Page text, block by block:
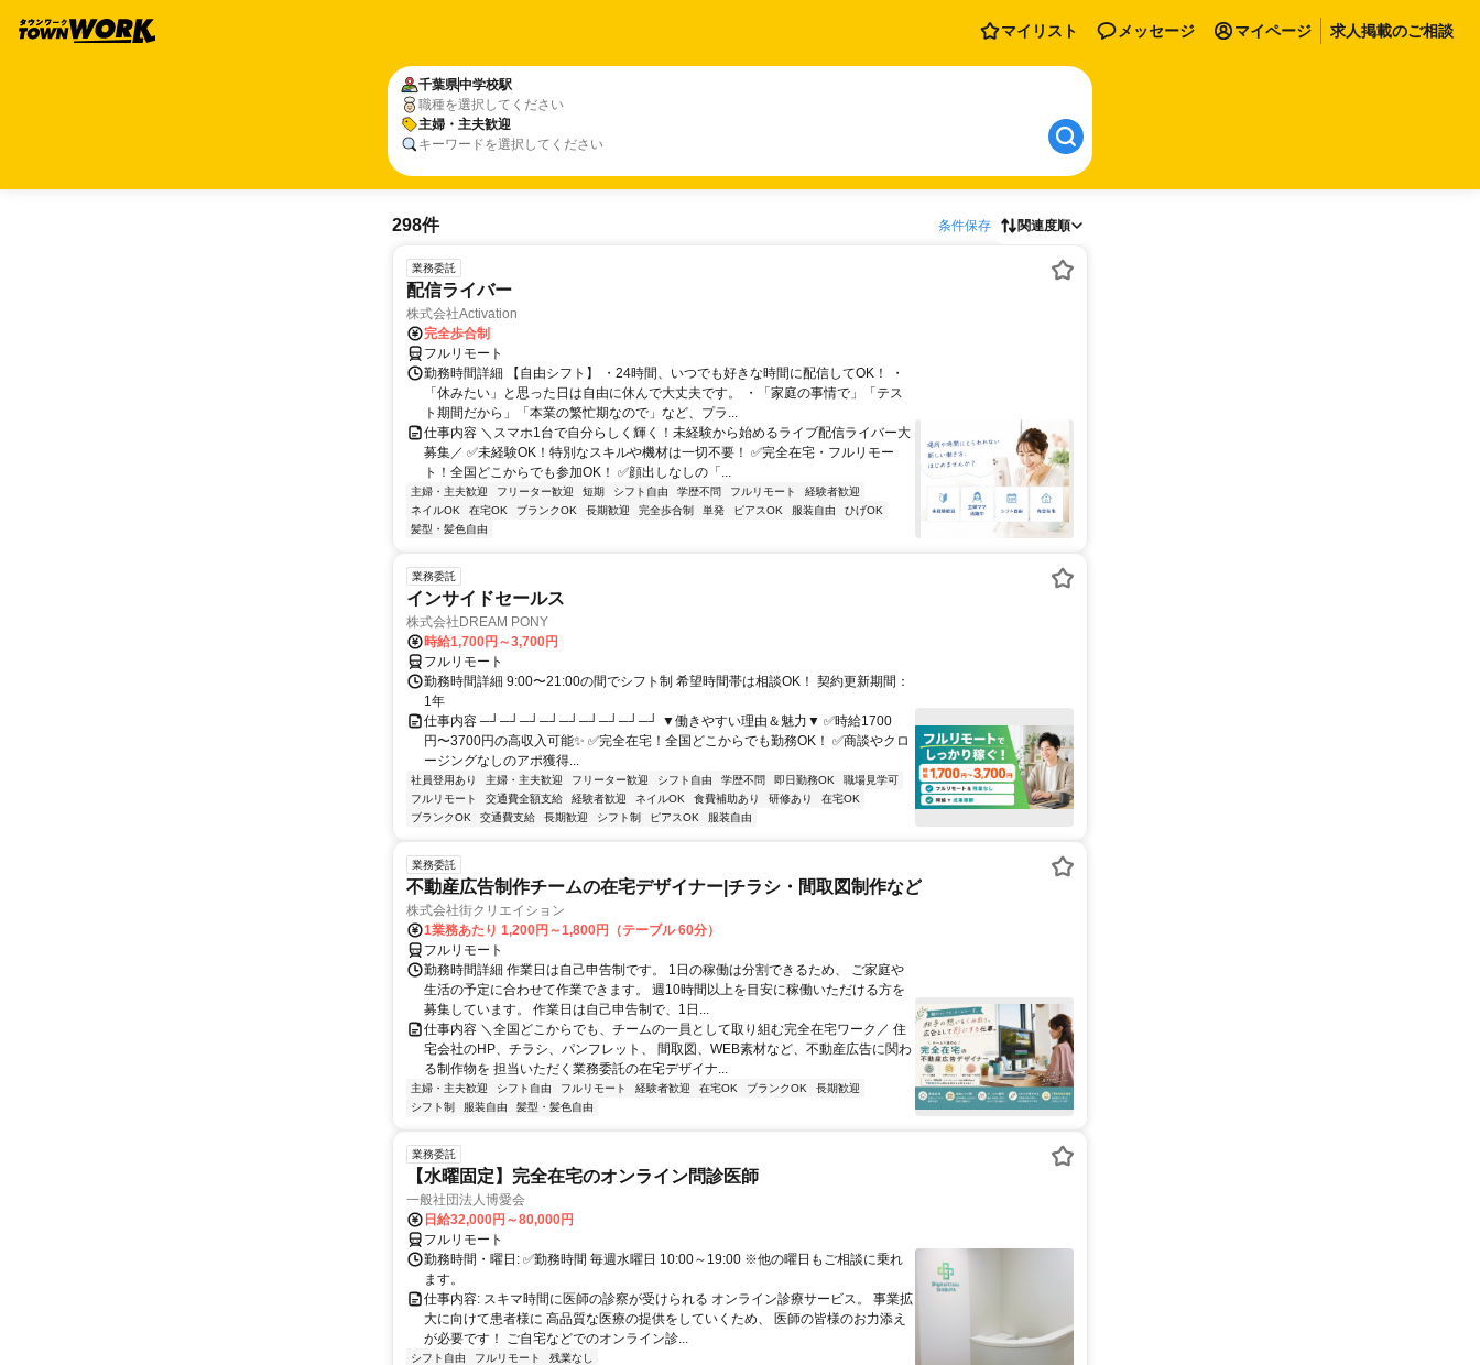
マイリスト メッセージ マイページ 求人掲載のご相談
千葉県中学校駅
職種を選択してください
主婦・主夫歓迎
キーワードを選択してください
298件 条件保存 関連度順
業務委託
配信ライバー
株式会社Activation
完全歩合制
フルリモート
勤務時間詳細 【自由シフト】 ・24時間、いつでも好きな時間に配信してOK！ ・
「休みたい」と思った日は自由に休んで大丈夫です。 ・「家庭の事情で」「テス
ト期間だから」「本業の繁忙期なので」など、プラ...
仕事内容 ＼スマホ1台で自分らしく輝く！未経験から始めるライブ配信ライバー大
募集／ ✅未経験OK！特別なスキルや機材は一切不要！ ✅完全在宅・フルリモー
ト！全国どこからでも参加OK！ ✅顔出しなしの「...
主婦・主夫歓迎 フリーター歓迎 短期 シフト自由 学歴不問 フルリモート
経験者歓迎
ネイルOK
在宅OK ブランクOK 長期歓迎 完全歩合制 単発 ピアスOK 服装自由
ひげOK
髪型・髪色自由
業務委託
インサイドセールス
株式会社DREAM PONY
時給1,700円～3,700円
フルリモート
勤務時間詳細 9:00〜21:00の間でシフト制 希望時間帯は相談OK！ 契約更新期間：
1年
仕事内容 ─┘─┘─┘─┘─┘─┘─┘─┘─┘ ▼働きやすい理由＆魅力▼ ✅時給1700
円〜3700円の高収入可能✨ ✅完全在宅！全国どこからでも勤務OK！ ✅商談やクロ
ージングなしのアポ獲得...
社員登用あり 主婦・主夫歓迎 フリーター歓迎 シフト自由 学歴不問 即日勤務OK
職場見学可
フルリモート
交通費全額支給 経験者歓迎 ネイルOK 食費補助あり 研修あり
在宅OK
ブランクOK
交通費支給 長期歓迎 シフト制 ピアスOK 服装自由
業務委託
不動産広告制作チームの在宅デザイナー|チラシ・間取図制作など
株式会社街クリエイション
1業務あたり 1,200円～1,800円（テーブル 60分）
フルリモート
勤務時間詳細 作業日は自己申告制です。 1日の稼働は分割できるため、 ご家庭や
生活の予定に合わせて作業できます。 週10時間以上を目安に稼働いただける方を
募集しています。 作業日は自己申告制で、1日...
仕事内容 ＼全国どこからでも、チームの一員として取り組む完全在宅ワーク／ 住
宅会社のHP、チラシ、パンフレット、 間取図、WEB素材など、不動産広告に関わ
る制作物を 担当いただく業務委託の在宅デザイナ...
主婦・主夫歓迎 シフト自由 フルリモート 経験者歓迎 在宅OK ブランクOK
長期歓迎
シフト制
服装自由 髪型・髪色自由
業務委託
【水曜固定】完全在宅のオンライン問診医師
一般社団法人博愛会
日給32,000円～80,000円
フルリモート
勤務時間・曜日: ✅勤務時間 毎週水曜日 10:00～19:00 ※他の曜日もご相談に乗れ
ます。
仕事内容: スキマ時間に医師の診察が受けられる オンライン診療サービス。 事業拡
大に向けて患者様に 高品質な医療の提供をしていくため、 医師の皆様のお力添え
が必要です！ ご自宅などでのオンライン診...
シフト自由 フルリモート 残業なし